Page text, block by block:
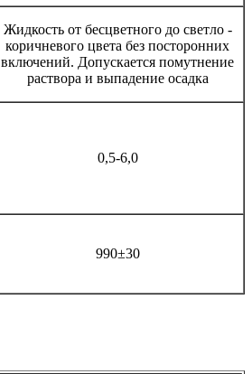
Жидкость от бесцветного до светло -
коричневого цвета без посторонних
включений. Допускается помутнение
раствора и выпадение осадка
0,5-6,0
990±30